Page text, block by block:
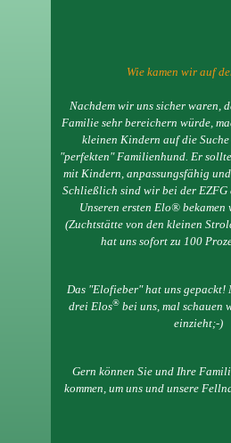
Wie kamen wir auf
Nachdem wir uns sicher waren,
Familie sehr bereichern würde,
kleinen Kindern auf die Suche
"perfekten" Familienhund. Er
mit Kindern, anpassungsfähig
Schließlich sind wir bei der EZFG
Unseren ersten Elo®
(Zuchtstätte von den kleinen
hat uns sofort zu 100
Das "Elofieber" hat uns
drei Elos®bei uns, mal schauen
einzieht;-)
Gern können Sie und Ihre
kommen, um uns und unsere